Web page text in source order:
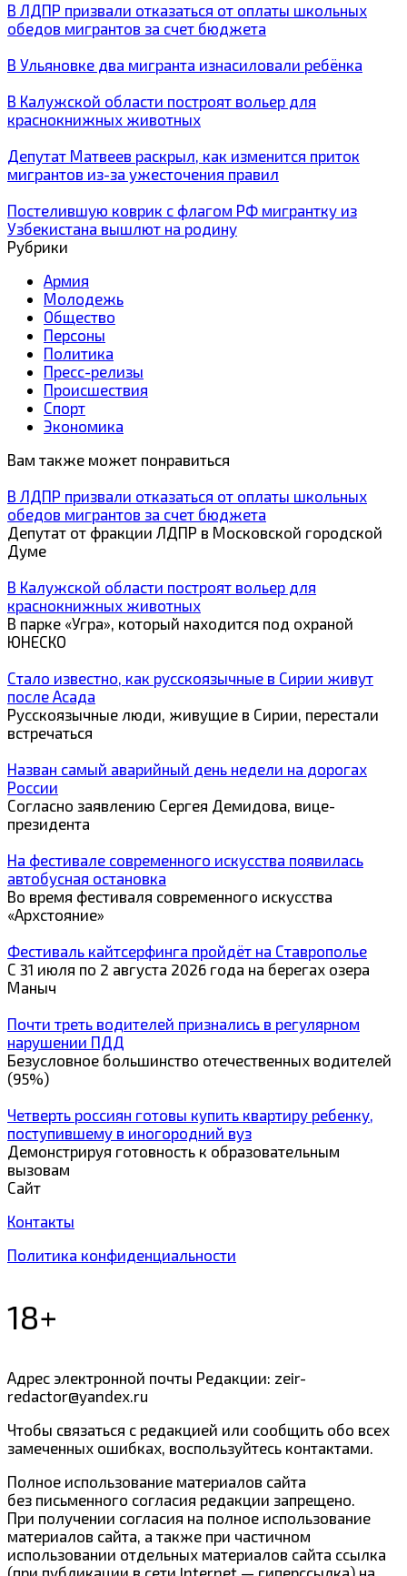
В ЛДПР призвали отказаться от оплаты школьных
обедов мигрантов за счет бюджета
В Ульяновке два мигранта изнасиловали ребёнка
В Калужской области построят вольер для
краснокнижных животных
Депутат Матвеев раскрыл, как изменится приток
мигрантов из-за ужесточения правил
Постелившую коврик с флагом РФ мигрантку из
Узбекистана вышлют на родину
Рубрики
Армия
Молодежь
Общество
Персоны
Политика
Пресс-релизы
Происшествия
Спорт
Экономика
Вам также может понравиться
В ЛДПР призвали отказаться от оплаты школьных
обедов мигрантов за счет бюджета
Депутат от фракции ЛДПР в Московской городской
Думе
В Калужской области построят вольер для
краснокнижных животных
В парке «Угра», который находится под охраной
ЮНЕСКО
Стало известно, как русскоязычные в Сирии живут
после Асада
Русскоязычные люди, живущие в Сирии, перестали
встречаться
Назван самый аварийный день недели на дорогах
России
Согласно заявлению Сергея Демидова, вице-
президента
На фестивале современного искусства появилась
автобусная остановка
Во время фестиваля современного искусства
«Архстояние»
Фестиваль кайтсерфинга пройдёт на Ставрополье
С 31 июля по 2 августа 2026 года на берегах озера
Маныч
Почти треть водителей признались в регулярном
нарушении ПДД
Безусловное большинство отечественных водителей
(95%)
Четверть россиян готовы купить квартиру ребенку,
поступившему в иногородний вуз
Демонстрируя готовность к образовательным
вызовам
Сайт
Контакты
Политика конфиденциальности
18+
Адрес электронной почты Редакции: zeir-
redactor@yandex.ru
Чтобы связаться с редакцией или сообщить обо всех
замеченных ошибках, воспользуйтесь контактами.
Полное использование материалов сайта
без письменного согласия редакции запрещено.
При получении согласия на полное использование
материалов сайта, а также при частичном
использовании отдельных материалов сайта ссылка